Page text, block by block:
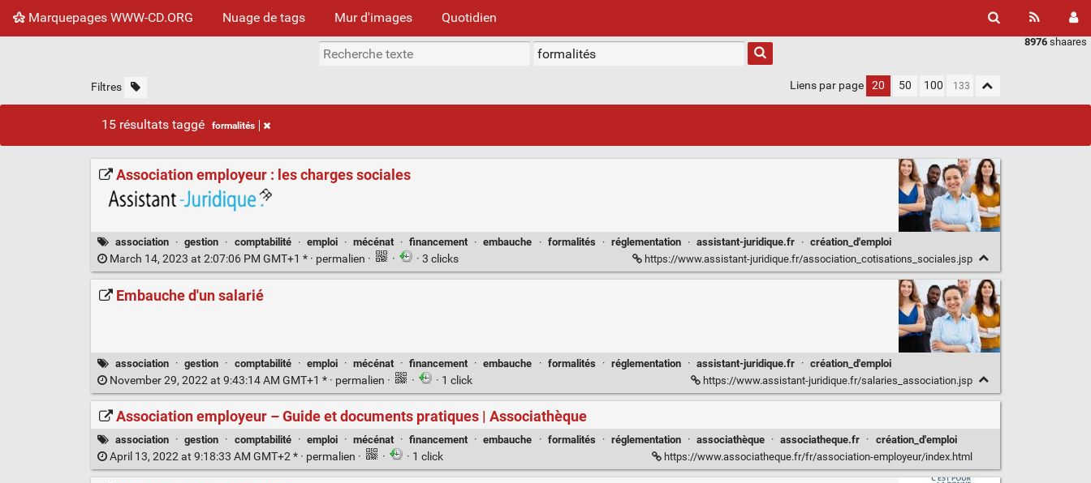
Marquepages WWW-CD.ORG Nuage de tags Mur d'images Quotidien
8976 shaares
Filtres Liens par page 20 50 100
15 résultats taggé formalités
Association employeur : les charges sociales
association · gestion · comptabilité · emploi · mécénat · financement · embauche · formalités · réglementation · assistant-juridique.fr · création_d'emploi
March 14, 2023 at 2:07:06 PM GMT+1 * · permalien · · · 3 clicks https://www.assistant-juridique.fr/association_cotisations_sociales.jsp
Embauche d'un salarié
association · gestion · comptabilité · emploi · mécénat · financement · embauche · formalités · réglementation · assistant-juridique.fr · création_d'emploi
November 29, 2022 at 9:43:14 AM GMT+1 * · permalien · · · 1 click https://www.assistant-juridique.fr/salaries_association.jsp
Association employeur – Guide et documents pratiques | Associathèque
association · gestion · comptabilité · emploi · mécénat · financement · embauche · formalités · réglementation · associathèque · associatheque.fr · création_d'emploi
April 13, 2022 at 9:18:33 AM GMT+2 * · permalien · · · 1 click https://www.associatheque.fr/fr/association-employeur/index.html